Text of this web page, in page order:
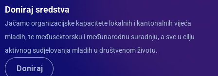
Doniraj sredstva
Jačamo organizacijske kapacitete lokalnih i kantonalnih vijeća
mladih, te međusektorsku i međunarodnu suradnju, a sve u cilju
aktivnog sudjelovanja mladih u društvenom životu.
Doniraj